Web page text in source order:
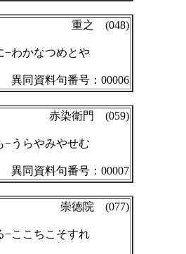
重之 (048)
−わかなつめとや
異同資料句番号：00006
赤染衛門 (059)
−うらやみやせむ
異同資料句番号：00007
崇徳院 (077)
−ここちこそすれ